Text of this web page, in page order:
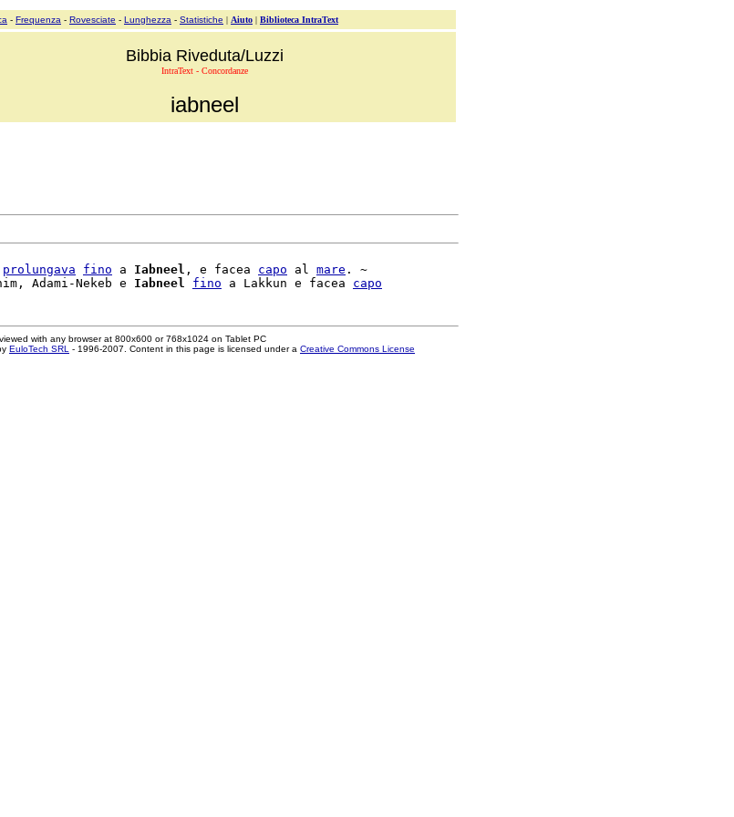
- Frequenza - Rovesciate - Lunghezza - Statistiche | Aiuto | Biblioteca IntraText
Bibbia Riveduta/Luzzi
IntraText - Concordanze
iabneel
prolungava fino a Iabneel , e facea capo al mare . ~
Adami-Nekeb e Iabneel fino a Lakkun e facea capo
with any browser at 800x600 or 768x1024 on Tablet PC
EuloTech SRL - 1996-2007. Content in this page is licensed under a Creative Commons License